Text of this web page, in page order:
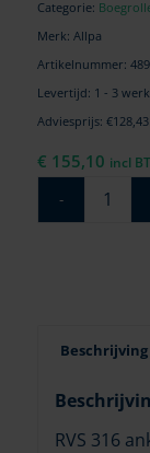
Categorie:
Merk: Allpa
Artikelnummer:
Levertijd: 1 - 3
Adviesprijs: €128,43
€ 155,10 incl
Beschrijving
RVS 316